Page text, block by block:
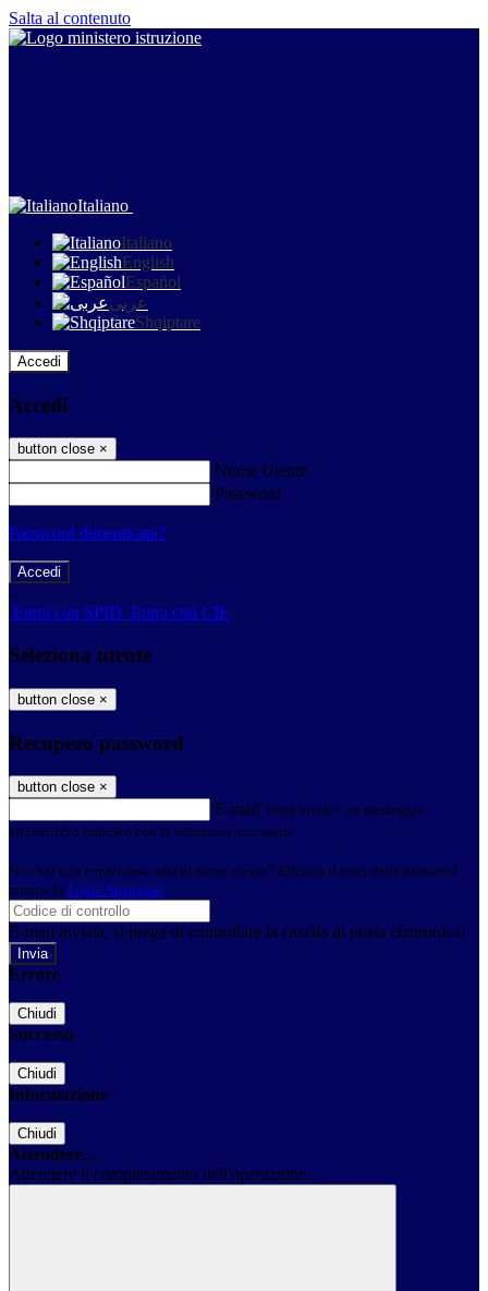
Salta al contenuto
Italiano
Italiano
English
Español
عربى
Shqiptare
Accedi
Accedi
button close ×
Nome Utente
Password
Password dimenticata?
-
Entra con SPID Entra con CIE
Seleziona utente
button close ×
Recupero password
button close ×
E-mail Verrà inviato un messaggio
all'indirizzo indicato con le istruzioni necessarie.
Non hai una e-mail associata al nome utente? Effettua il reset della password
tramite la Login Spaggiari
E-mail inviata, si prega di controllare la casella di posta elettronica!
Errore
Chiudi
Successo
Chiudi
Informazione
Chiudi
Attendere...
Attendere il completamento dell'operazione...